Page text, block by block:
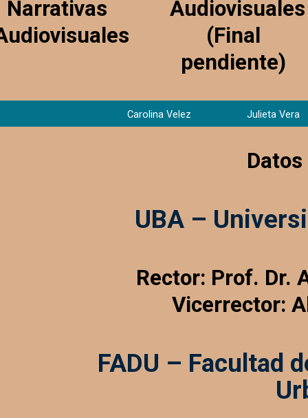
Narrativas
Audiovisuales
(Final
pendiente)
Carolina Velez Julieta Vera
UBA –
Rector: Prof. Dr.
Vicerrector:
FADU – Facultad